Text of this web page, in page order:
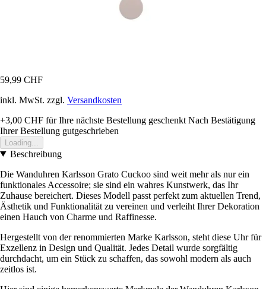
59,99 CHF
inkl. MwSt. zzgl. Versandkosten
+3,00 CHF für Ihre nächste Bestellung geschenkt Nach Bestätigung
Ihrer Bestellung gutgeschrieben
Loading...
Beschreibung
Die Wanduhren Karlsson Grato Cuckoo sind weit mehr als nur ein
funktionales Accessoire; sie sind ein wahres Kunstwerk, das Ihr
Zuhause bereichert. Dieses Modell passt perfekt zum aktuellen Trend,
Ästhetik und Funktionalität zu vereinen und verleiht Ihrer Dekoration
einen Hauch von Charme und Raffinesse.
Hergestellt von der renommierten Marke Karlsson, steht diese Uhr für
Exzellenz in Design und Qualität. Jedes Detail wurde sorgfältig
durchdacht, um ein Stück zu schaffen, das sowohl modern als auch
zeitlos ist.